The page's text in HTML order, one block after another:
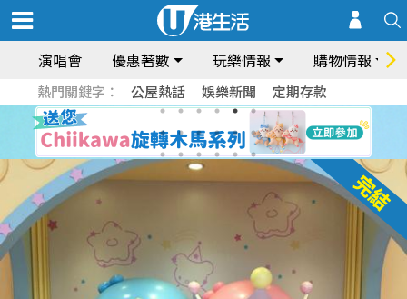
演唱會 優惠著數 玩樂情報 購物情報
熱門關鍵字： 公屋熱話 娛樂新聞 定期存款